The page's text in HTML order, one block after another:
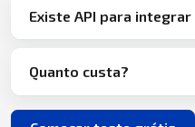
Existe API para
Quanto custa?